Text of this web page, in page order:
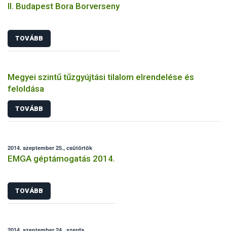
II. Budapest Bora Borverseny
TOVÁBB
Megyei szintű tűzgyújtási tilalom elrendelése és
feloldása
TOVÁBB
2014. szeptember 25., csütörtök
EMGA géptámogatás 2014.
TOVÁBB